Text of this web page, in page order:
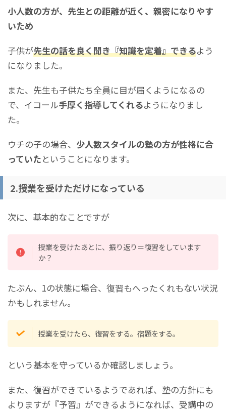
小人数の方が、先生との距離が近く、親密になりやす
いため
子供が先生の話を良く聞き『知識を定着』できるよう
になりました。
また、先生も子供たち全員に目が届くようになるの
で、イコール手厚く指導してくれるようになりまし
た。
ウチの子の場合、 少人数スタイルの塾の方が性格に合
っていたということになります。
2.授業を受けただけになっている
次に、基本的なことですが
授業を受けたあとに、振り返り＝復習をしています
か？
たぶん、1の状態に場合、復習もへったくれもない状況
かもしれません。
授業を受けたら、復習をする。宿題をする。
という基本を守っているか確認しましょう。
また、復習ができているようであれば、塾の方針にも
よりますが『予習』ができるようになれば、受講中の